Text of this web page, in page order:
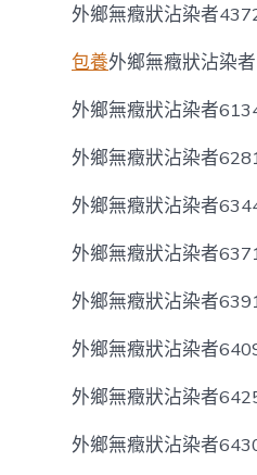
外鄉無癥狀沾染者
包養外鄉無癥狀沾染
外鄉無癥狀沾染者
外鄉無癥狀沾染者
外鄉無癥狀沾染者
外鄉無癥狀沾染者
外鄉無癥狀沾染者
外鄉無癥狀沾染者
外鄉無癥狀沾染者
外鄉無癥狀沾染者